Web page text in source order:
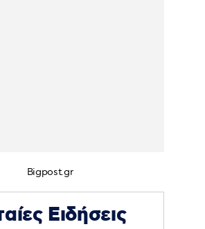
Bigpost.gr
Ειδήσεις